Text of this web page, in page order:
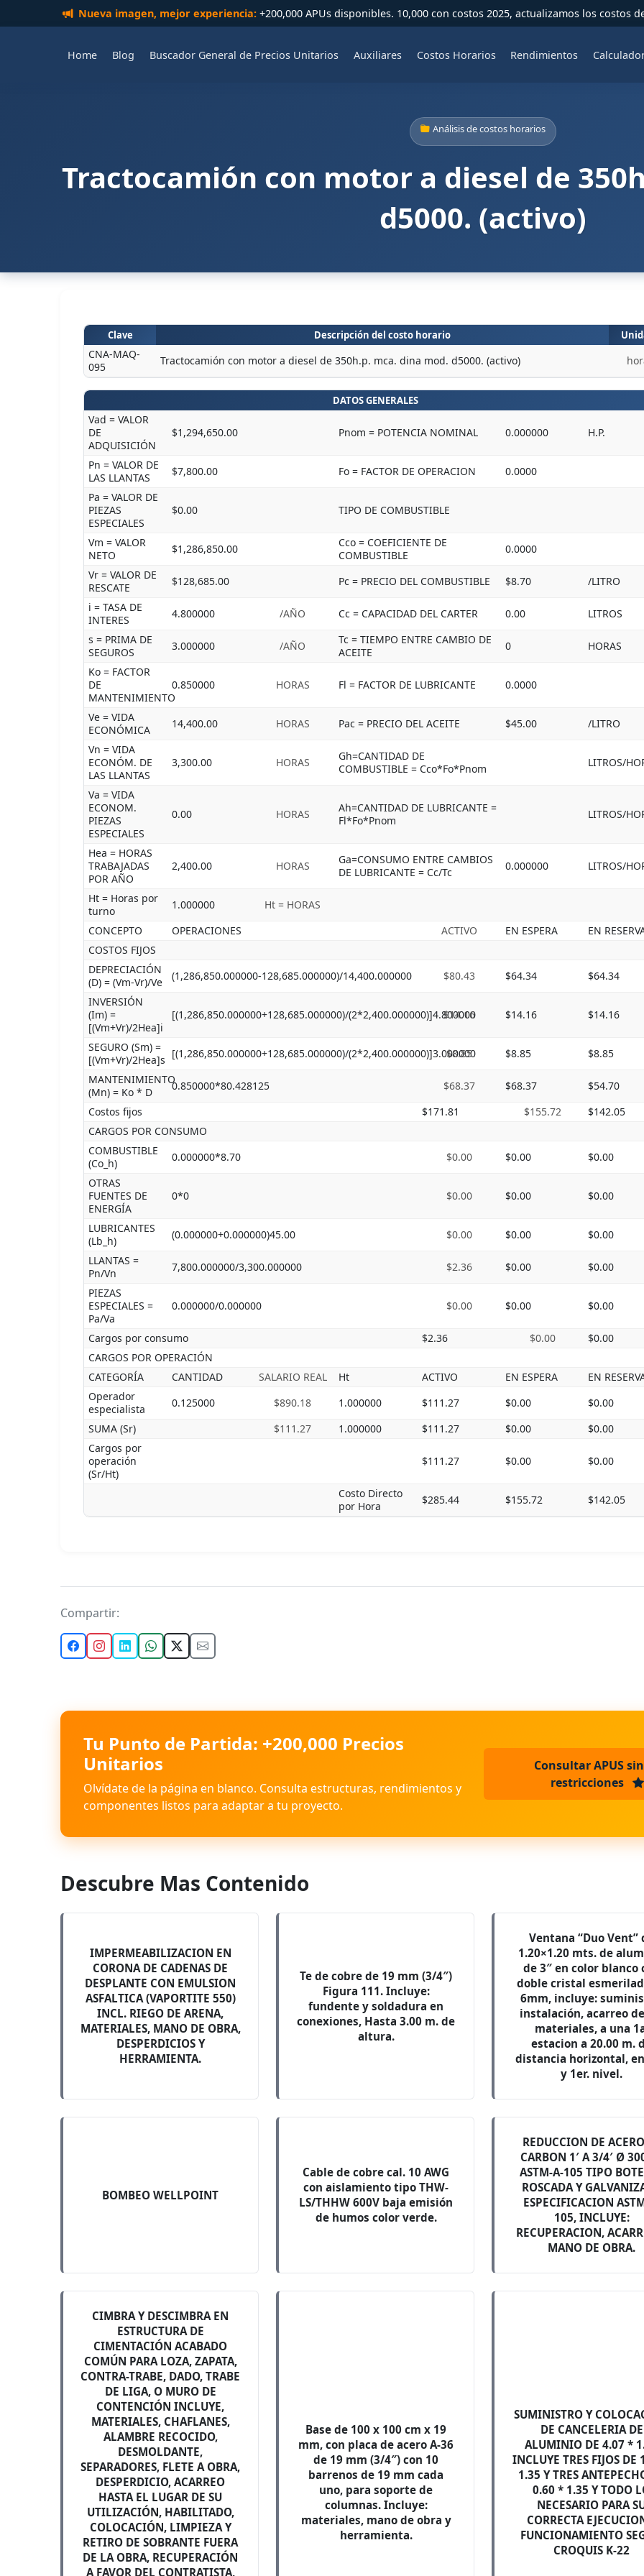
Nueva imagen, mejor experiencia:+200,000 APUs disponibles. 10,000 con costos 2025, actualizamos los costos
Home Blog Buscador General de Precios Unitarios Auxiliares Costos Horarios Rendimientos
Análisis de costos horarios
Tractocamión con motor a diesel de
d5000. (activo)
Clave Descripción del costo horario
CNA-MAQ-
095
Tractocamión con motor a diesel de 350h.p. mca. dina mod. d5000. (activo)
DATOS GENERALES
Vad = VALOR
DE
ADQUISICIÓN
$1,294,650.00 Pnom = POTENCIA NOMINAL 0.000000 H.P.
Pn = VALOR DE
LAS LLANTAS
$7,800.00 Fo = FACTOR DE OPERACION
0.0000
Pa = VALOR DE
PIEZAS
ESPECIALES
$0.00 TIPO DE COMBUSTIBLE
Vm = VALOR
NETO
$1,286,850.00
Cco = COEFICIENTE DE
COMBUSTIBLE
0.0000
Vr = VALOR DE
RESCATE
$128,685.00 Pc = PRECIO DEL COMBUSTIBLE $8.70
/LITRO
i = TASA DE
INTERES
4.800000 /AÑO Cc = CAPACIDAD DEL CARTER 0.00
LITROS
s = PRIMA DE
SEGUROS
3.000000 /AÑO
Tc = TIEMPO ENTRE CAMBIO DE
ACEITE
0
HORAS
Ko = FACTOR
DE
MANTENIMIENTO
0.850000 HORAS Fl = FACTOR DE LUBRICANTE 0.0000
Ve = VIDA
ECONÓMICA
14,400.00 HORAS Pac = PRECIO DEL ACEITE $45.00
/LITRO
Vn = VIDA
ECONÓM. DE
LAS LLANTAS
3,300.00 HORAS
Gh=CANTIDAD DE
COMBUSTIBLE = Cco*Fo*Pnom
LITROS/
Va = VIDA
ECONOM.
PIEZAS
ESPECIALES
0.00 HORAS
Ah=CANTIDAD DE LUBRICANTE =
Fl*Fo*Pnom
LITROS/
Hea = HORAS
TRABAJADAS
POR AÑO
2,400.00 HORAS
Ga=CONSUMO ENTRE CAMBIOS
DE LUBRICANTE = Cc/Tc
0.000000 LITROS/
Ht = Horas por
turno
1.000000
Ht = HORAS
CONCEPTO
OPERACIONES ACTIVO EN ESPERA
EN
COSTOS FIJOS
DEPRECIACIÓN
(D) = (Vm-Vr)/Ve
(1,286,850.000000-128,685.000000)/14,400.000000 $80.43 $64.34
$64.34
INVERSIÓN
(Im) =
[(Vm+Vr)/2Hea]i
[(1,286,850.000000+128,685.000000)/(2*2,400.000000)]4.800000
$14.16 $14.16 $14.16
SEGURO (Sm) =
[(Vm+Vr)/2Hea]s [(1,286,850.000000+128,685.000000)/(2*2,400.000000)]3.000000
$8.85 $8.85
$8.85
MANTENIMIENTO
(Mn) = Ko * D
0.850000*80.428125 $68.37 $68.37
$54.70
Costos fijos
$171.81 $155.72
$142.05
CARGOS POR CONSUMO
COMBUSTIBLE
(Co_h)
0.000000*8.70 $0.00 $0.00
$0.00
OTRAS
FUENTES DE
ENERGÍA
0*0 $0.00 $0.00 $0.00
LUBRICANTES
(Lb_h)
(0.000000+0.000000)45.00 $0.00 $0.00
$0.00
LLANTAS =
Pn/Vn
7,800.000000/3,300.000000 $2.36 $0.00
$0.00
PIEZAS
ESPECIALES =
Pa/Va
0.000000/0.000000 $0.00 $0.00 $0.00
Cargos por consumo $2.36 $0.00
$0.00
CARGOS POR OPERACIÓN
CATEGORÍA
CANTIDAD SALARIO REAL Ht ACTIVO EN ESPERA
EN
Operador
especialista
0.125000 $890.18 1.000000 $111.27 $0.00
$0.00
SUMA (Sr)
$111.27 1.000000 $111.27 $0.00
$0.00
Cargos por
operación
(Sr/Ht)
$111.27 $0.00 $0.00
Costo Directo
por Hora
$285.44 $155.72 $142.05
Compartir:
Tu Punto de Partida: +200,000 Precios
Unitarios
Olvídate de la página en blanco. Consulta estructuras, rendimientos y
componentes listos para adaptar a tu proyecto.
Consultar APUS sin
restricciones
Descubre Mas Contenido
IMPERMEABILIZACION EN
CORONA DE CADENAS DE
DESPLANTE CON EMULSION
ASFALTICA (VAPORTITE 550)
INCL. RIEGO DE ARENA,
MATERIALES, MANO DE OBRA,
DESPERDICIOS Y
HERRAMIENTA.
Te de cobre de 19 mm (3/4″)
Figura 111. Incluye:
fundente y soldadura en
conexiones, Hasta 3.00 m. de
altura.
Ventana “Duo Vent”
1.20×1.20 mts. de
de 3″ en color blanco
doble cristal
6mm, incluye:
instalación, acarreo
materiales, a una
estacion a 20.00 m.
distancia horizontal,
y 1er. nivel.
BOMBEO WELLPOINT
Cable de cobre cal. 10 AWG
con aislamiento tipo THW-
LS/THHW 600V baja emisión
de humos color verde.
REDUCCION DE
CARBON 1′ A 3/4′ Ø
ASTM-A-105 TIPO
ROSCADA Y
ESPECIFICACION
105, INCLUYE:
RECUPERACION,
MANO DE OBRA.
CIMBRA Y DESCIMBRA EN
ESTRUCTURA DE
CIMENTACIÓN ACABADO
COMÚN PARA LOZA, ZAPATA,
CONTRA-TRABE, DADO, TRABE
DE LIGA, O MURO DE
CONTENCIÓN INCLUYE,
MATERIALES, CHAFLANES,
ALAMBRE RECOCIDO,
DESMOLDANTE,
SEPARADORES, FLETE A OBRA,
DESPERDICIO, ACARREO
HASTA EL LUGAR DE SU
UTILIZACIÓN, HABILITADO,
COLOCACIÓN, LIMPIEZA Y
RETIRO DE SOBRANTE FUERA
DE LA OBRA, RECUPERACIÓN
A FAVOR DEL CONTRATISTA,
Base de 100 x 100 cm x 19
mm, con placa de acero A-36
de 19 mm (3/4″) con 10
barrenos de 19 mm cada
uno, para soporte de
columnas. Incluye:
materiales, mano de obra y
herramienta.
SUMINISTRO Y
DE CANCELERIA DE
ALUMINIO DE 4.07 *
INCLUYE TRES FIJOS DE
1.35 Y TRES
0.60 * 1.35 Y TODO
NECESARIO PARA
CORRECTA
FUNCIONAMIENTO
CROQUIS K-22